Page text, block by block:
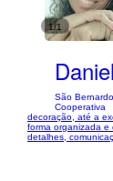
1/1
São
Cooperativa
decoração, até a
forma organizada
detalhes,